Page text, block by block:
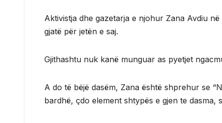
Aktivistja dhe gazetarja e njohur Zana Avdiu
gjatë për jetën e saj.
Gjithashtu nuk kanë munguar as pyetjet
A do të bëjë dasëm, Zana është shprehur se
bardhë, çdo element shtypës e gjen te dasma,